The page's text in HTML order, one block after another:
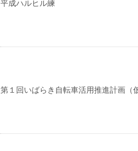
平成ハルヒル練
第１回いばらき自転車活用推進計画（